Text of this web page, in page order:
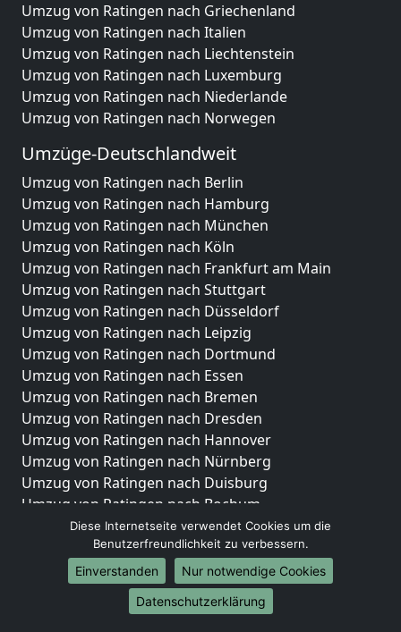
Umzug von Ratingen nach Griechenland
Umzug von Ratingen nach Italien
Umzug von Ratingen nach Liechtenstein
Umzug von Ratingen nach Luxemburg
Umzug von Ratingen nach Niederlande
Umzug von Ratingen nach Norwegen
Umzüge-Deutschlandweit
Umzug von Ratingen nach Berlin
Umzug von Ratingen nach Hamburg
Umzug von Ratingen nach München
Umzug von Ratingen nach Köln
Umzug von Ratingen nach Frankfurt am Main
Umzug von Ratingen nach Stuttgart
Umzug von Ratingen nach Düsseldorf
Umzug von Ratingen nach Leipzig
Umzug von Ratingen nach Dortmund
Umzug von Ratingen nach Essen
Umzug von Ratingen nach Bremen
Umzug von Ratingen nach Dresden
Umzug von Ratingen nach Hannover
Umzug von Ratingen nach Nürnberg
Umzug von Ratingen nach Duisburg
Umzug von Ratingen nach Bochum
Umzug von Ratingen nach Wuppertal
Umzug von Ratingen nach Bielefeld
Umzug von Ratingen nach Bonn
Umzug von Ratingen nach Münster
Diese Internetseite verwendet Cookies um die
Benutzerfreundlichkeit zu verbessern.
Einverstanden
Nur notwendige Cookies
Datenschutzerklärung